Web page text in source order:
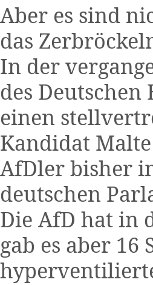
Aber es sind
das
In der
des
einen
Kandidat
AfDler bisher
deutschen
Die AfD hat in
gab es aber